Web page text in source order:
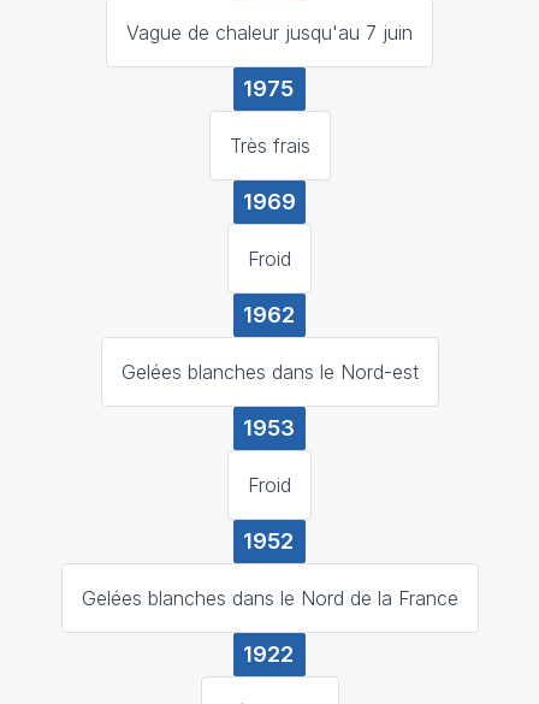
Vague de chaleur jusqu'au 7 juin
1975
Très frais
1969
Froid
1962
Gelées blanches dans le Nord-est
1953
Froid
1952
Gelées blanches dans le Nord de la France
1922